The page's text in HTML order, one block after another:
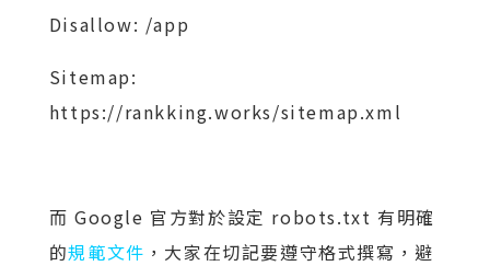
Disallow: /app
Sitemap:
https://rankking.works/sitemap.xml
而 Google 官方對於設定 robots.txt 有明確
的規範文件 ，大家在切記要遵守格式撰寫，避